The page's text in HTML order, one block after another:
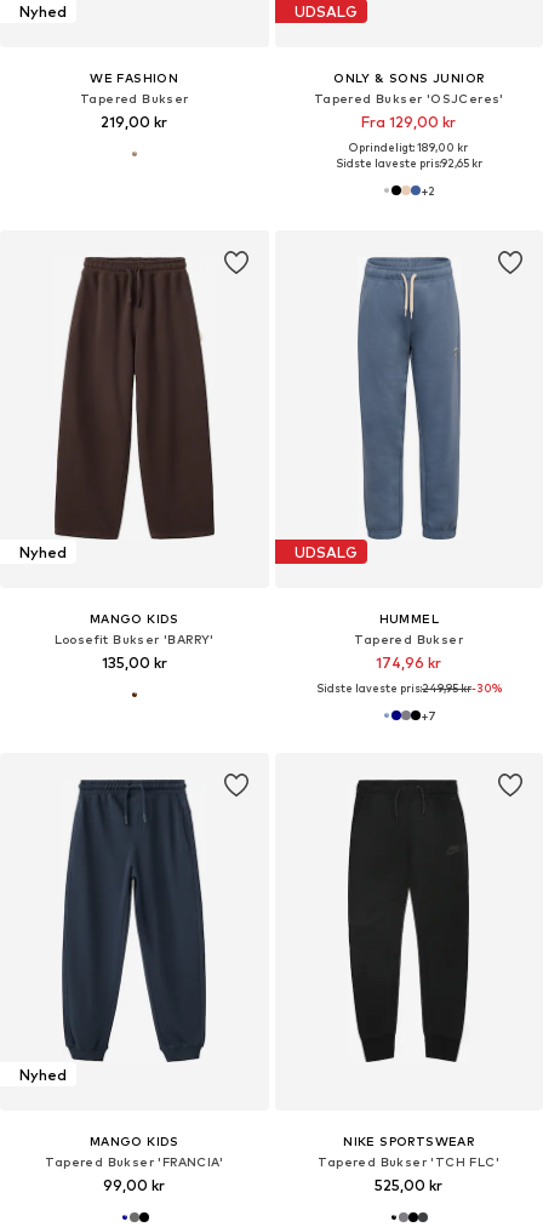
Nyhed
WE FASHION
Tapered Bukser
219,00 kr
UDSALG
ONLY & SONS JUNIOR
Tapered Bukser 'OSJCeres'
Fra 129,00 kr
Oprindeligt: 189,00 kr
Sidste laveste pris:92,65 kr
+2
Nyhed
MANGO KIDS
Loosefit Bukser 'BARRY'
135,00 kr
UDSALG
HUMMEL
Tapered Bukser
174,96 kr
Sidste laveste pris:249,95 kr-30%
+7
Nyhed
MANGO KIDS
Tapered Bukser 'FRANCIA'
99,00 kr
NIKE SPORTSWEAR
Tapered Bukser 'TCH FLC'
525,00 kr